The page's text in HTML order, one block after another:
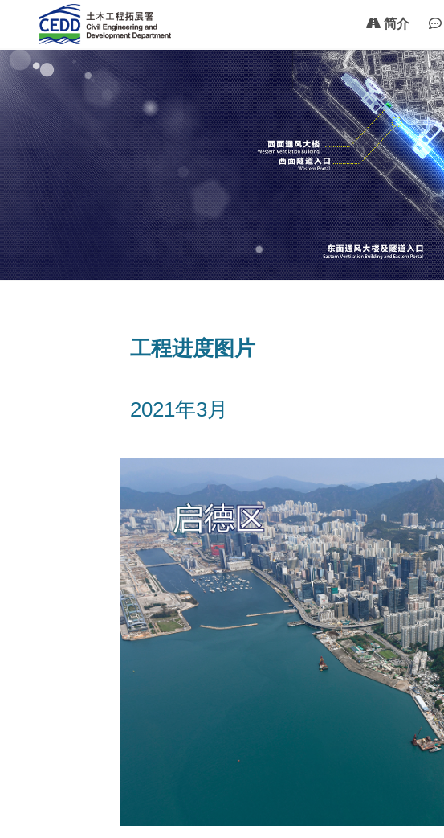
简介
工程进度图片
2021年3月